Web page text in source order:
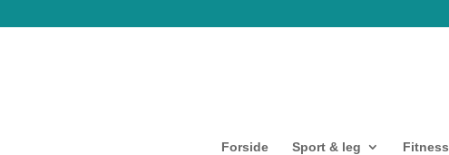
Forside Sport & leg Fitness